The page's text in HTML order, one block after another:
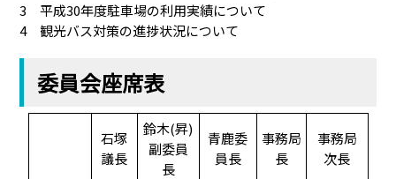
3 平成30年度駐車場の利用実績について
4 観光バス対策の進捗状況について
委員会座席表
石塚
議長
鈴木(昇)
副委員
長
青鹿委
員長
事務局
長
事務局
次長